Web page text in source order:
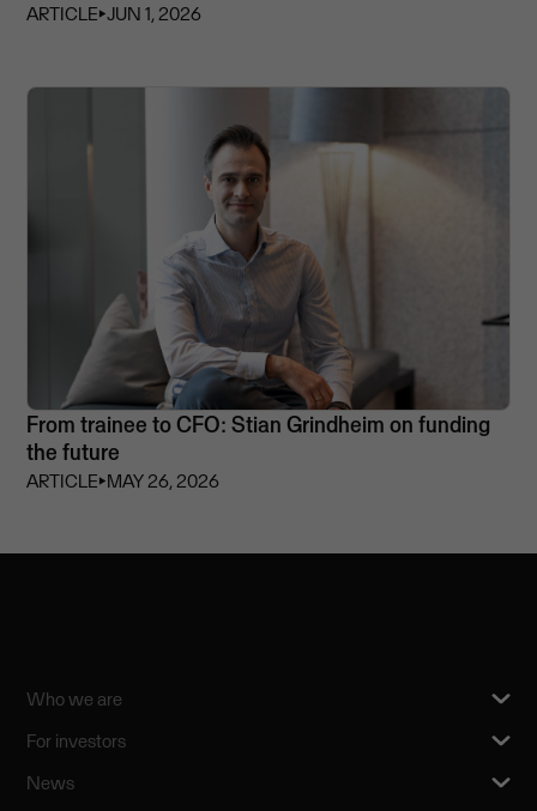
ARTICLE⏵JUN 1, 2026
From trainee to CFO: Stian Grindheim on funding
the future
ARTICLE⏵MAY 26, 2026
Who we are
For investors
News